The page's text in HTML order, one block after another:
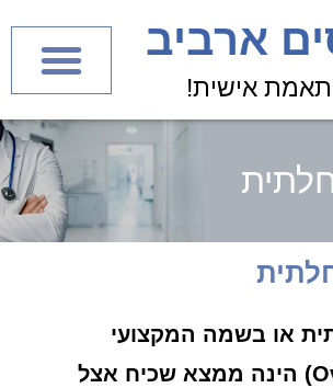
ארביב
אישית!
או בשמה המקצועי
(Ovarian Cyst) הינה ממצא שכיח אצל